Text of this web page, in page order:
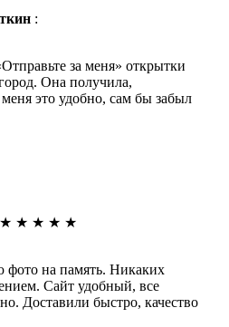
:
за меня» открытки
Она получила,
это удобно, сам бы забыл
★ ★ ★ ★ ★
фото на память. Никаких
Сайт удобный, все
Доставили быстро, качество